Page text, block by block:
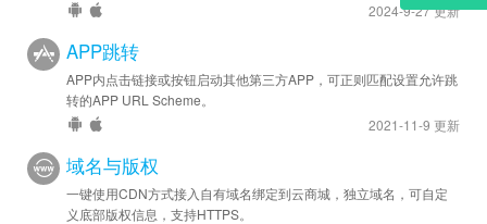
2024-9-27 更新
APP跳转
APP内点击链接或按钮启动其他第三方APP，可正则匹配设置允许跳
转的APP URL Scheme。
2021-11-9 更新
域名与版权
一键使用CDN方式接入自有域名绑定到云商城，独立域名，可自定
义底部版权信息，支持HTTPS。